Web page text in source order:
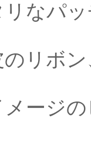
なパ
のリボ
ージ